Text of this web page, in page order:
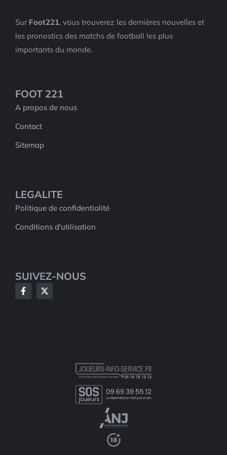
Sur Foot221, vous trouverez les dernières nouvelles et
les pronostics des matchs de football les plus
importants du monde.
FOOT 221
A propos de nous
Contact
Sitemap
LEGALITE
Politique de confidentialité
Conditions d'utilisation
SUIVEZ-NOUS